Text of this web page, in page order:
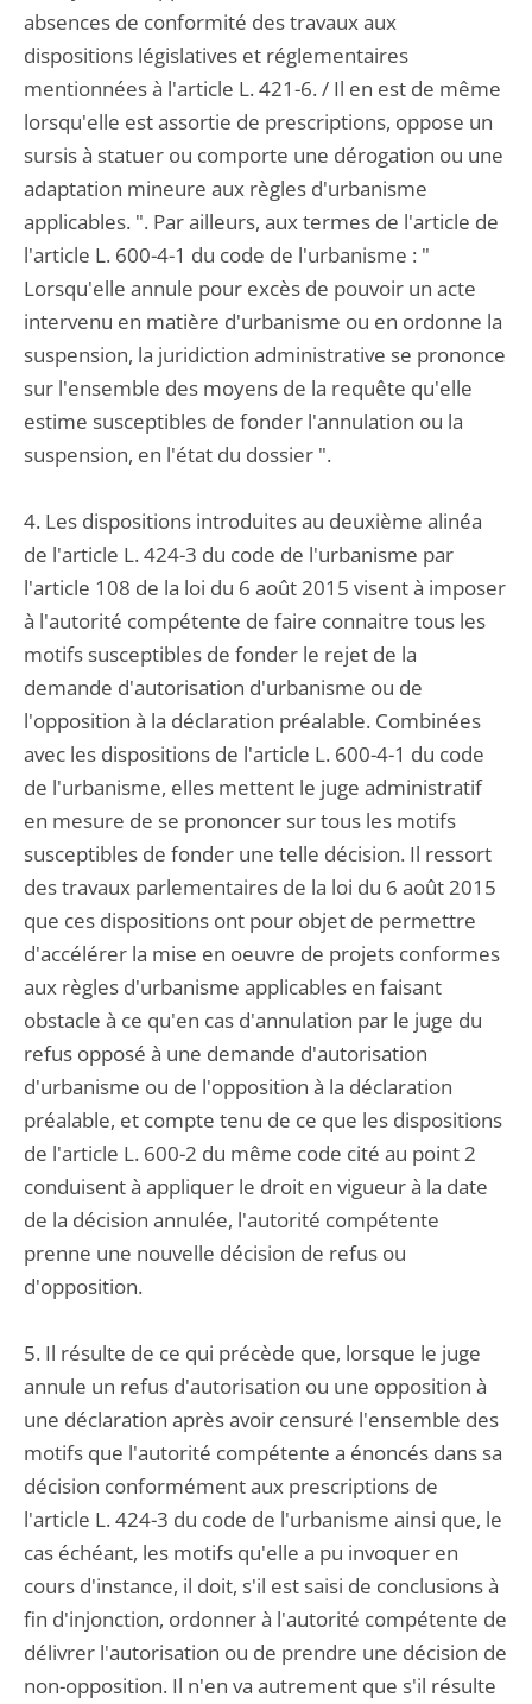
absences de conformité des travaux aux
dispositions législatives et réglementaires
mentionnées à l'article L. 421-6. / Il en est de même
lorsqu'elle est assortie de prescriptions, oppose un
sursis à statuer ou comporte une dérogation ou une
adaptation mineure aux règles d'urbanisme
applicables. ". Par ailleurs, aux termes de l'article de
l'article L. 600-4-1 du code de l'urbanisme : "
Lorsqu'elle annule pour excès de pouvoir un acte
intervenu en matière d'urbanisme ou en ordonne la
suspension, la juridiction administrative se prononce
sur l'ensemble des moyens de la requête qu'elle
estime susceptibles de fonder l'annulation ou la
suspension, en l'état du dossier ".
4. Les dispositions introduites au deuxième alinéa
de l'article L. 424-3 du code de l'urbanisme par
l'article 108 de la loi du 6 août 2015 visent à imposer
à l'autorité compétente de faire connaitre tous les
motifs susceptibles de fonder le rejet de la
demande d'autorisation d'urbanisme ou de
l'opposition à la déclaration préalable. Combinées
avec les dispositions de l'article L. 600-4-1 du code
de l'urbanisme, elles mettent le juge administratif
en mesure de se prononcer sur tous les motifs
susceptibles de fonder une telle décision. Il ressort
des travaux parlementaires de la loi du 6 août 2015
que ces dispositions ont pour objet de permettre
d'accélérer la mise en oeuvre de projets conformes
aux règles d'urbanisme applicables en faisant
obstacle à ce qu'en cas d'annulation par le juge du
refus opposé à une demande d'autorisation
d'urbanisme ou de l'opposition à la déclaration
préalable, et compte tenu de ce que les dispositions
de l'article L. 600-2 du même code cité au point 2
conduisent à appliquer le droit en vigueur à la date
de la décision annulée, l'autorité compétente
prenne une nouvelle décision de refus ou
d'opposition.
5. Il résulte de ce qui précède que, lorsque le juge
annule un refus d'autorisation ou une opposition à
une déclaration après avoir censuré l'ensemble des
motifs que l'autorité compétente a énoncés dans sa
décision conformément aux prescriptions de
l'article L. 424-3 du code de l'urbanisme ainsi que, le
cas échéant, les motifs qu'elle a pu invoquer en
cours d'instance, il doit, s'il est saisi de conclusions à
fin d'injonction, ordonner à l'autorité compétente de
délivrer l'autorisation ou de prendre une décision de
non-opposition. Il n'en va autrement que s'il résulte